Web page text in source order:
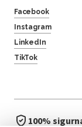
Facebook
Instagram
LinkedIn
TikTok
100%